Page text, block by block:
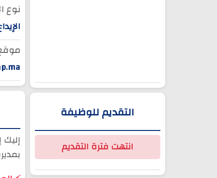
التقديم للوظيفة
انتهت فترة التقديم
نوع